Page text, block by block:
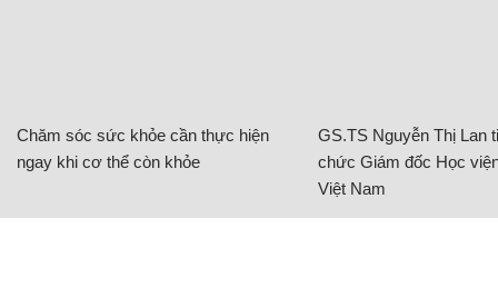
Chăm sóc sức khỏe cần thực hiện
ngay khi cơ thể còn khỏe
GS.TS Nguyễn Thị Lan
chức Giám đốc Học
Việt Nam